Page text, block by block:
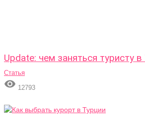
Update: чем заняться туристу в
Статья
 12793